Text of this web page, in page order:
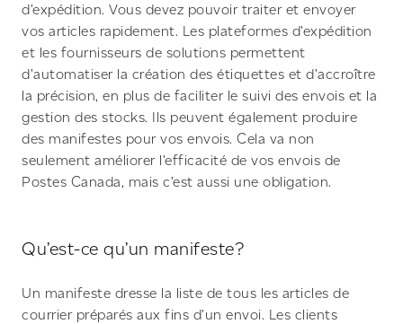
d’expédition. Vous devez pouvoir traiter et envoyer
vos articles rapidement. Les plateformes d’expédition
et les fournisseurs de solutions permettent
d’automatiser la création des étiquettes et d’accroître
la précision, en plus de faciliter le suivi des envois et la
gestion des stocks. Ils peuvent également produire
des manifestes pour vos envois. Cela va non
seulement améliorer l’efficacité de vos envois de
Postes Canada, mais c’est aussi une obligation.
Qu’est-ce qu’un manifeste?
Un manifeste dresse la liste de tous les articles de
courrier préparés aux fins d’un envoi. Les clients